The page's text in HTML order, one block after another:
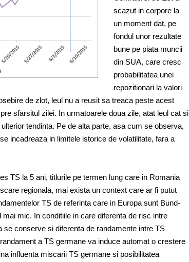
scazut in corpore la
un moment dat, pe
fondul unor rezultate
bune pe piata muncii
din SUA, care cresc
probabilitatea unei
repozitionari la valori
de zlot, leul nu a reusit sa treaca peste acest
sfarsitul zilei. In urmatoarele doua zile, atat leul cat si
tendinta. Pe de alta parte, asa cum se observa,
incadreaza in limitele istorice de volatilitate, fara a
TS la 5 ani, titlurile pe termen lung care in Romania
regionala, mai exista un context care ar fi putut
TS de referinta care in Europa sunt Bund-
mic. In conditiile in care diferenta de risc intre
conserve si diferenta de randamente intre TS
a TS germane va induce automat o crestere
influenta miscarii TS germane si posibilitatea